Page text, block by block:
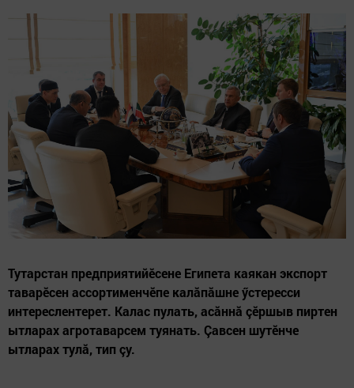
Тутарстан предприятийӗсене Египета каякан экспорт
таварӗсен ассортименчӗпе калăпăшне ӳстересси
интереслентерет. Калас пулать, асăннă çӗршыв пиртен
ытларах агротаварсем туянать. Çавсен шутӗнче
ытларах тулă, тип çу.